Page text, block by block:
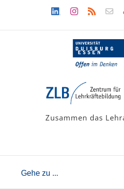
LinkedinInstagram
Rss
Zusammen das
Gehe zu ...